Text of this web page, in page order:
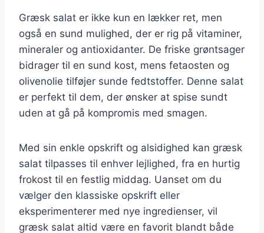
Græsk salat er ikke kun en lækker ret, men
også en sund mulighed, der er rig på vitaminer,
mineraler og antioxidanter. De friske grøntsager
bidrager til en sund kost, mens fetaosten og
olivenolie tilføjer sunde fedtstoffer. Denne salat
er perfekt til dem, der ønsker at spise sundt
uden at gå på kompromis med smagen.
Med sin enkle opskrift og alsidighed kan græsk
salat tilpasses til enhver lejlighed, fra en hurtig
frokost til en festlig middag. Uanset om du
vælger den klassiske opskrift eller
eksperimenterer med nye ingredienser, vil
græsk salat altid være en favorit blandt både